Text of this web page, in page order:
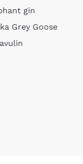
gin
Grey Goose